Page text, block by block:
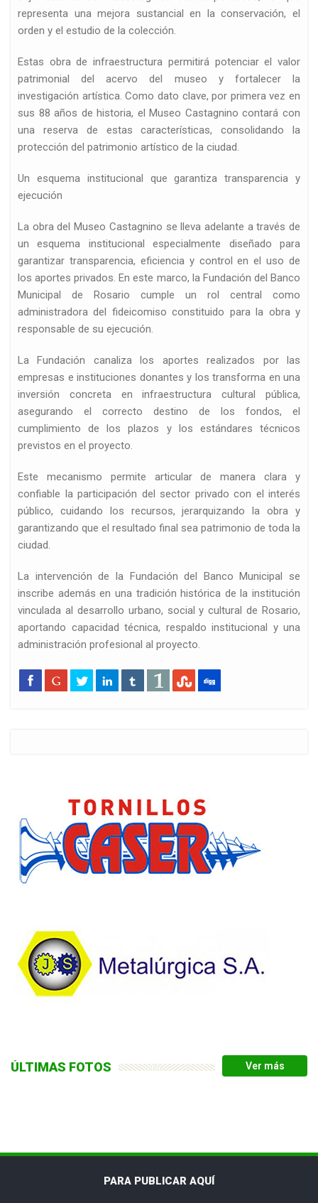
representa una mejora sustancial en la conservación, el
orden y el estudio de la colección.
Estas obra de infraestructura permitirá potenciar el valor
patrimonial del acervo del museo y fortalecer la
investigación artística. Como dato clave, por primera vez en
sus 88 años de historia, el Museo Castagnino contará con
una reserva de estas características, consolidando la
protección del patrimonio artístico de la ciudad.
Un esquema institucional que garantiza transparencia y
ejecución
La obra del Museo Castagnino se lleva adelante a través de
un esquema institucional especialmente diseñado para
garantizar transparencia, eficiencia y control en el uso de
los aportes privados. En este marco, la Fundación del Banco
Municipal de Rosario cumple un rol central como
administradora del fideicomiso constituido para la obra y
responsable de su ejecución.
La Fundación canaliza los aportes realizados por las
empresas e instituciones donantes y los transforma en una
inversión concreta en infraestructura cultural pública,
asegurando el correcto destino de los fondos, el
cumplimiento de los plazos y los estándares técnicos
previstos en el proyecto.
Este mecanismo permite articular de manera clara y
confiable la participación del sector privado con el interés
público, cuidando los recursos, jerarquizando la obra y
garantizando que el resultado final sea patrimonio de toda la
ciudad.
La intervención de la Fundación del Banco Municipal se
inscribe además en una tradición histórica de la institución
vinculada al desarrollo urbano, social y cultural de Rosario,
aportando capacidad técnica, respaldo institucional y una
administración profesional al proyecto.
ÚLTIMAS FOTOS
PARA PUBLICAR AQUÍ